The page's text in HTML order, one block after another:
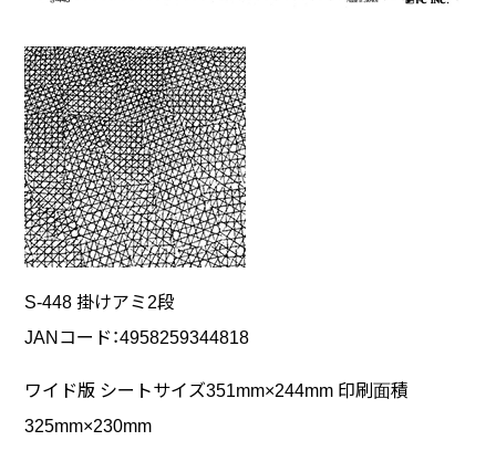
S-448 掛けアミ2段
JANコード：4958259344818
ワイド版 シートサイズ351mm×244mm 印刷面積
325mm×230mm